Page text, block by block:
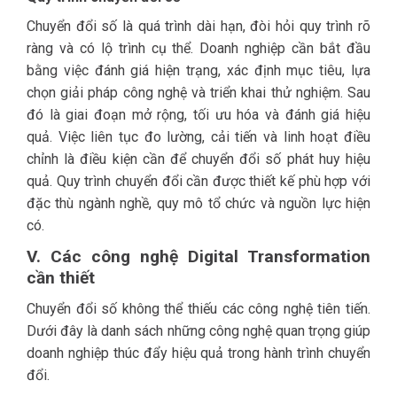
Chuyển đổi số là quá trình dài hạn, đòi hỏi quy trình rõ
ràng và có lộ trình cụ thể. Doanh nghiệp cần bắt đầu
bằng việc đánh giá hiện trạng, xác định mục tiêu, lựa
chọn giải pháp công nghệ và triển khai thử nghiệm. Sau
đó là giai đoạn mở rộng, tối ưu hóa và đánh giá hiệu
quả. Việc liên tục đo lường, cải tiến và linh hoạt điều
chỉnh là điều kiện cần để chuyển đổi số phát huy hiệu
quả. Quy trình chuyển đổi cần được thiết kế phù hợp với
đặc thù ngành nghề, quy mô tổ chức và nguồn lực hiện
có.
V. Các công nghệ Digital Transformation
cần thiết
Chuyển đổi số không thể thiếu các công nghệ tiên tiến.
Dưới đây là danh sách những công nghệ quan trọng giúp
doanh nghiệp thúc đẩy hiệu quả trong hành trình chuyển
đổi.